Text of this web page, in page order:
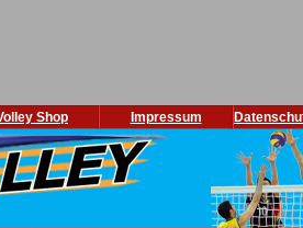
Shop Impressum